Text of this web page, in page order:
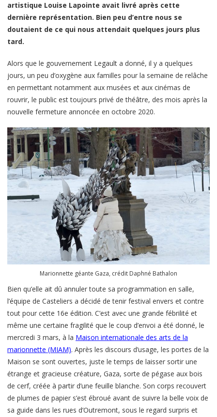
artistique Louise Lapointe avait livré après cette
dernière représentation. Bien peu d’entre nous se
doutaient de ce qui nous attendait quelques jours plus
tard.
Alors que le gouvernement Legault a donné, il y a quelques
jours, un peu d’oxygène aux familles pour la semaine de relâche
en permettant notamment aux musées et aux cinémas de
rouvrir, le public est toujours privé de théâtre, des mois après la
nouvelle fermeture annoncée en octobre 2020.
Marionnette géante Gaza, crédit Daphné Bathalon
Bien qu’elle ait dû annuler toute sa programmation en salle,
l’équipe de Casteliers a décidé de tenir festival envers et contre
tout pour cette 16e édition. C’est avec une grande fébrilité et
même une certaine fragilité que le coup d’envoi a été donné, le
mercredi 3 mars, à la Maison internationale des arts de la
marionnette (MIAM). Après les discours d’usage, les portes de la
Maison se sont ouvertes, juste le temps de laisser sortir une
étrange et gracieuse créature, Gaza, sorte de pégase aux bois
de cerf, créée à partir d’une feuille blanche. Son corps recouvert
de plumes de papier s’est ébroué avant de suivre la belle voix de
sa guide dans les rues d’Outremont, sous le regard surpris et